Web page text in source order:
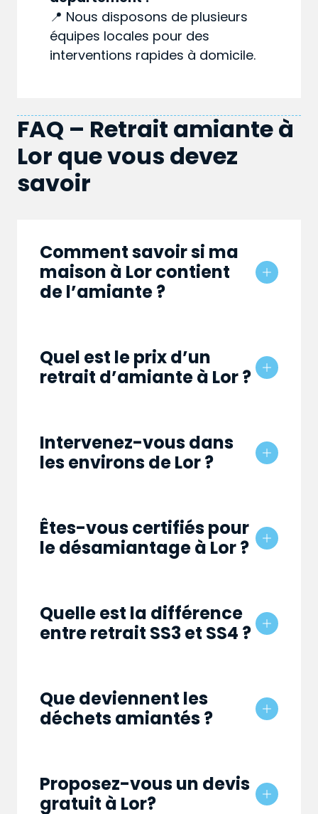
📍 Nous disposons de plusieurs
équipes locales pour des
interventions rapides à domicile.
FAQ – Retrait amiante à
Lor que vous devez
savoir
Comment savoir si ma
maison à Lor contient
de l’amiante ?
Quel est le prix d’un
retrait d’amiante à Lor ?
Intervenez-vous dans
les environs de Lor ?
Êtes-vous certifiés pour
le désamiantage à Lor ?
Quelle est la différence
entre retrait SS3 et SS4 ?
Que deviennent les
déchets amiantés ?
Proposez-vous un devis
gratuit à Lor?